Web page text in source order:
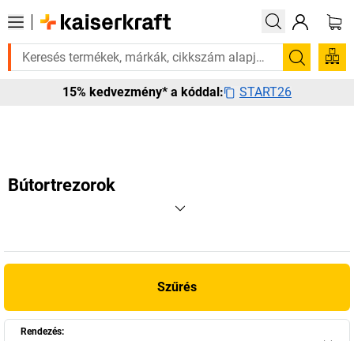
van rá? Válogatott bestseller termékeinket 3–4
Keresés
15% kedvezmény* a kóddal: START26
Bútortrezorok
Szűrés
Rendezés: